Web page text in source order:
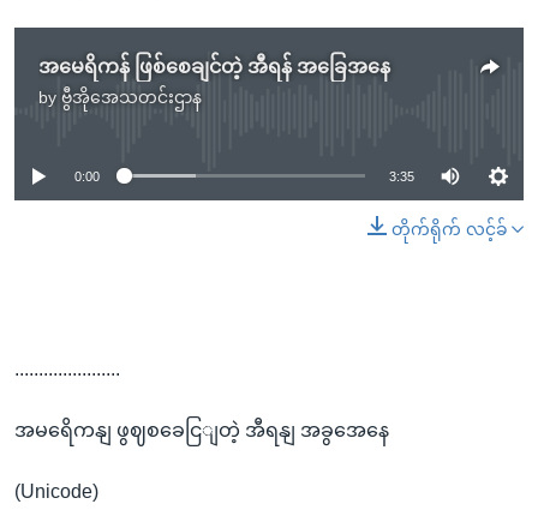
အမေရိကန် ဖြစ်စေချင်တဲ့ အီရန် အခြေအနေ
by ဗွီအိုအေသတင်းဌာန
No media source currently available
0:00 3:35
တိုက်ရိုက် လင့်ခ်
......................
အမရေိကနျ ဖွဈစခေငြျတဲ့ အီရနျ အခွအေနေ
(Unicode)